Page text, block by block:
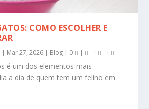
COMO ESCOLHER E
| Mar 27, 2026 | Blog | 0 |
é um dos elementos mais
a dia de quem tem um felino em